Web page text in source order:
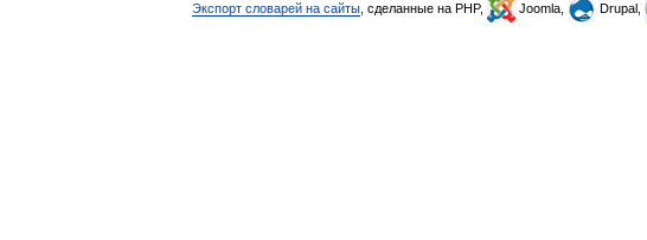
Экспорт словарей на сайты , сделанные на PHP, Joomla, Drupal,